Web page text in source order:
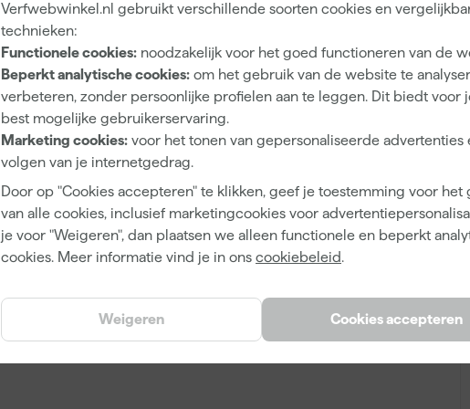
Verfwebwinkel.nl gebruikt verschillende soorten cookies en
technieken:
Functionele cookies: noodzakelijk voor het goed functioneren van de
Beperkt analytische cookies: om het gebruik van de website te
verbeteren, zonder persoonlijke profielen aan te leggen. Dit biedt voor
best mogelijke gebruikerservaring.
Marketing cookies: voor het tonen van gepersonaliseerde advertenties
volgen van je internetgedrag.
Door op "Cookies accepteren" te klikken, geef je toestemming voor het
van alle cookies, inclusief marketingcookies voor
je voor "Weigeren", dan plaatsen we alleen functionele en beperkt
cookies. Meer informatie vind je in ons cookiebeleid.
Cookies accepteren
Weigeren